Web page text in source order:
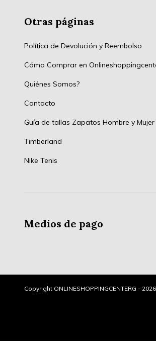
Otras páginas
Política de Devolución y Reembolso
Cómo Comprar en
Quiénes Somos?
Contacto
Guía de tallas Zapatos Hombre y Mujer
Timberland
Nike Tenis
Medios de pago
Copyright ONLINESHOPPINGCENTERG -